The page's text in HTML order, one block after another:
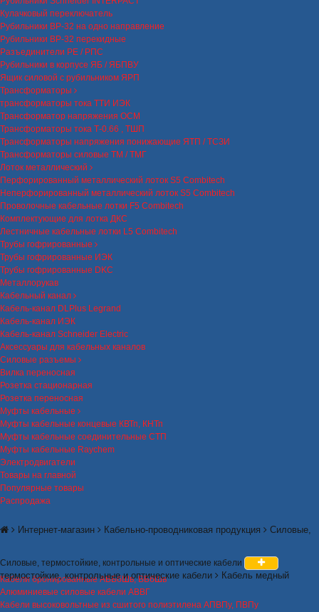
Кулачковый переключатель
Рубильники ВР-32 на одно направление
Рубильники ВР-32 перекидные
Разъединители РЕ / РПС
Рубильники в корпусе ЯБ / ЯБПВУ
Ящик силовой с рубильником ЯРП
Трансформаторы
трансформаторы тока ТТИ ИЭК
Трансформатор напряжения ОСМ
Трансформаторы тока Т-0.66 , ТШП
Трансформаторы напряжения понижающие ЯТП / ТСЗИ
Трансформаторы силовые ТМ / ТМГ
Лоток металлический
Перфорированный металлический лоток S5 Combitech
Неперфорированный металлический лоток S5 Combitech
Проволочные кабельные лотки F5 Combitech
Комплектующие для лотка ДКС
Лестничные кабельные лотки L5 Combitech
Трубы гофрированные
Трубы гофрированные ИЭК
Трубы гофрированные DKC
Металлорукав
Кабельный канал
Кабель-канал DLPlus Legrand
Кабель-канал ИЭК
Кабель-канал Schneider Electric
Аксессуары для кабельных каналов
Силовые разъемы
Вилка переносная
Розетка стационарная
Розетка переносная
Муфты кабельные
Муфты кабельные концевые КВТп, КНТп
Муфты кабельные соединительные СТП
Муфты кабельные Raychem
Электродвигатели
Товары на главной
Популярные товары
Распродажа
Интернет-магазин Кабельно-проводниковая продукция Силовые,
термостойкие, контрольные и оптические кабели Кабель медный
Силовые, термостойкие, контрольные и оптические кабели
Кабели бронированные АВБбШв, ВБбШв
Алюминиевые силовые кабели АВВГ
Кабели высоковольтные из сшитого полиэтилена АПВПу, ПВПу